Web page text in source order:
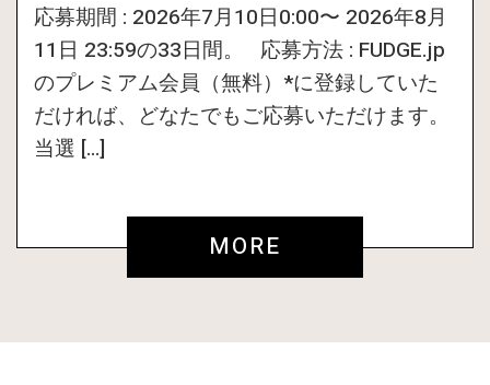
応募期間 : 2026年7月10日0:00〜 2026年8月
11日 23:59の33日間。 応募方法 : FUDGE.jp
のプレミアム会員（無料）*に登録していた
だければ、どなたでもご応募いただけます。
当選 […]
MORE